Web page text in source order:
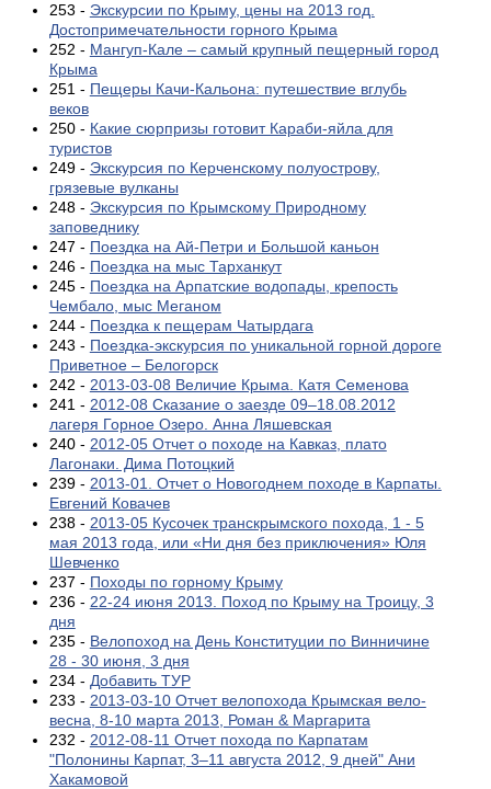
253 - Экскурсии по Крыму, цены на 2013 год.
Достопримечательности горного Крыма
252 - Мангуп-Кале – самый крупный пещерный город
Крыма
251 - Пещеры Качи-Кальона: путешествие вглубь
веков
250 - Какие сюрпризы готовит Караби-яйла для
туристов
249 - Экскурсия по Керченскому полуострову,
грязевые вулканы
248 - Экскурсия по Крымскому Природному
заповеднику
247 - Поездка на Ай-Петри и Большой каньон
246 - Поездка на мыс Тарханкут
245 - Поездка на Арпатские водопады, крепость
Чембало, мыс Меганом
244 - Поездка к пещерам Чатырдага
243 - Поездка-экскурсия по уникальной горной дороге
Приветное – Белогорск
242 - 2013-03-08 Величие Крыма. Катя Семенова
241 - 2012-08 Сказание о заезде 09–18.08.2012
лагеря Горное Озеро. Анна Ляшевская
240 - 2012-05 Отчет о походе на Кавказ, плато
Лагонаки. Дима Потоцкий
239 - 2013-01. Отчет о Новогоднем походе в Карпаты.
Евгений Ковачев
238 - 2013-05 Кусочек транскрымского похода, 1 - 5
мая 2013 года, или «Ни дня без приключения» Юля
Шевченко
237 - Походы по горному Крыму
236 - 22-24 июня 2013. Поход по Крыму на Троицу, 3
дня
235 - Велопоход на День Конституции по Винничине
28 - 30 июня, 3 дня
234 - Добавить ТУР
233 - 2013-03-10 Отчет велопохода Крымская вело-
весна, 8-10 марта 2013, Роман & Маргарита
232 - 2012-08-11 Отчет похода по Карпатам
"Полонины Карпат, 3–11 августа 2012, 9 дней" Ани
Хакамовой